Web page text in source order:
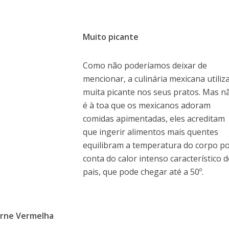
Muito picante
Como não poderíamos deixar de
mencionar, a culinária mexicana utiliza
muita picante nos seus pratos. Mas
é à toa que os mexicanos adoram
comidas apimentadas, eles acreditam
que ingerir alimentos mais quentes
equilibram a temperatura do corpo
conta do calor intenso característico
pais, que pode chegar até a 50º.
Vermelha